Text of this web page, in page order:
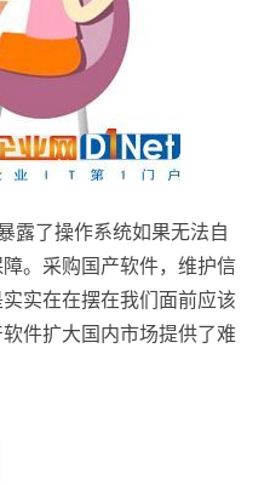
露了操作系统如果无法自
。采购国产软件，维护信
实在在摆在我们面前应该
件扩大国内市场提供了难